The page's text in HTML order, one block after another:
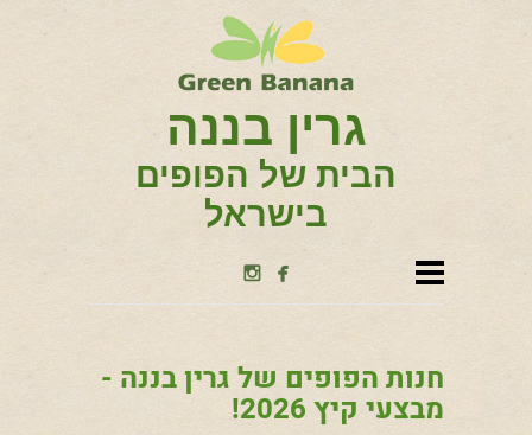
גרין בננה
הבית של הפופים
בישראל


חנות הפופים של גרין בננה -
מבצעי קיץ 2026!